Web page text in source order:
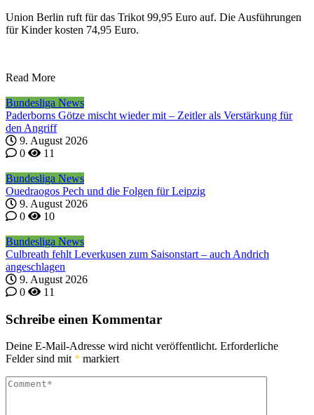
Union Berlin ruft für das Trikot 99,95 Euro auf. Die Ausführungen
für Kinder kosten 74,95 Euro.
Read More
Bundesliga News
Paderborns Götze mischt wieder mit – Zeitler als Verstärkung für
den Angriff
9. August 2026
0
11
Bundesliga News
Ouedraogos Pech und die Folgen für Leipzig
9. August 2026
0
10
Bundesliga News
Culbreath fehlt Leverkusen zum Saisonstart – auch Andrich
angeschlagen
9. August 2026
0
11
Schreibe einen Kommentar
Deine E-Mail-Adresse wird nicht veröffentlicht. Erforderliche
Felder sind mit * markiert